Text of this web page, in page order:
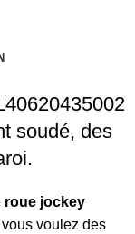
soudé, des
roue jockey
voulez des